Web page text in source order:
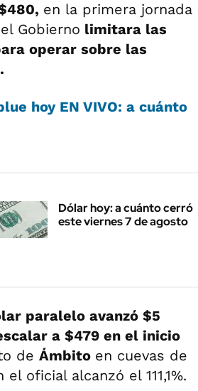
en la primera jornada
Gobierno limitara las
operar sobre las
hoy EN VIVO: a cuánto
Dólar hoy: a cuánto cerró
este viernes 7 de agosto
paralelo avanzó $5
a $479 en el inicio
de Ámbito en cuevas de
oficial alcanzó el 111,1%.